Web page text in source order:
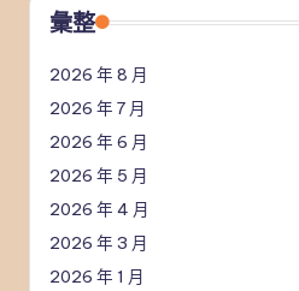
彙整
2026 年 8 月
2026 年 7 月
2026 年 6 月
2026 年 5 月
2026 年 4 月
2026 年 3 月
2026 年 1 月